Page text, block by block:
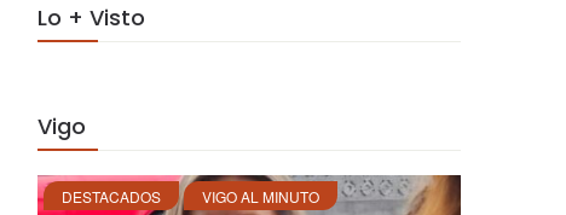
Lo + Visto
Vigo
DESTACADOS VIGO AL MINUTO